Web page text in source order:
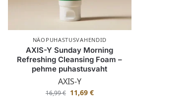
NÄOPUHASTUSVAHENDID
AXIS-Y Sunday Morning
Refreshing Cleansing Foam –
pehme puhastusvaht
AXIS-Y
16,99€ 11,69 €